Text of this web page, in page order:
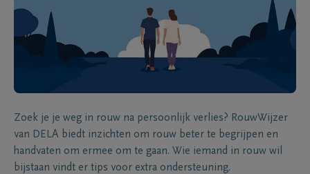
Zoek je je weg in rouw na persoonlijk verlies? RouwWijzer
van DELA biedt inzichten om rouw beter te begrijpen en
handvaten om ermee om te gaan. Wie iemand in rouw wil
bijstaan vindt er tips voor extra ondersteuning.